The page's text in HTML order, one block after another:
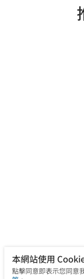
本網站使用
點擊同意即表示您同意